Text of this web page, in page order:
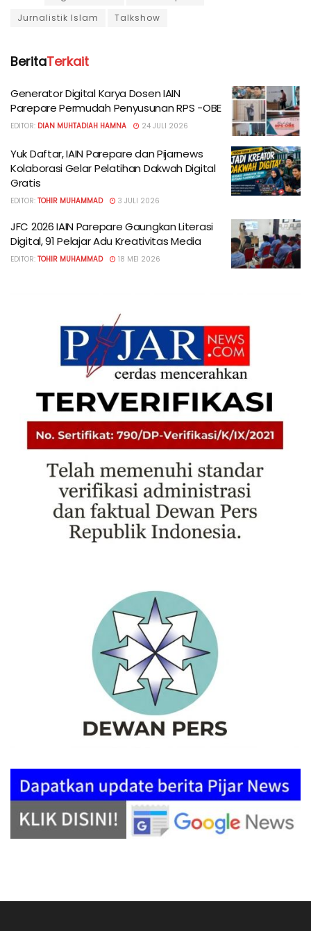
Jurnalistik Islam
Talkshow
BeritaTerkait
Generator Digital Karya Dosen IAIN
Parepare Permudah Penyusunan RPS -OBE
EDITOR: DIAN MUHTADIAH HAMNA 24 JULI 2026
Yuk Daftar, IAIN Parepare dan Pijarnews
Kolaborasi Gelar Pelatihan Dakwah Digital
Gratis
EDITOR: TOHIR MUHAMMAD 3 JULI 2026
JFC 2026 IAIN Parepare Gaungkan Literasi
Digital, 91 Pelajar Adu Kreativitas Media
EDITOR: TOHIR MUHAMMAD 18 MEI 2026